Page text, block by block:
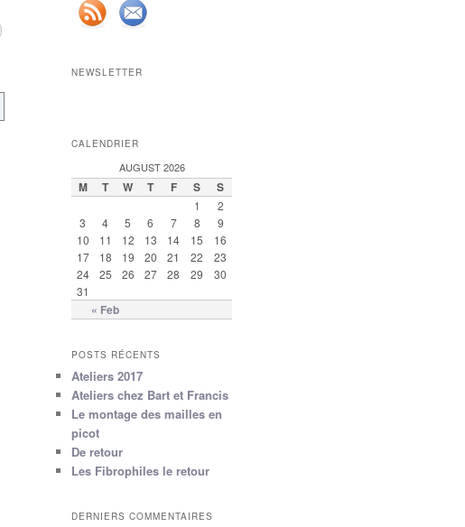
NEWSLETTER
CALENDRIER
AUGUST 2026
M T W T F S S
« Feb
1
2
3
4 5 6 7 8
9
10
11 12 13 14 15
16
17
18 19 20 21 22
23
24
25 26 27 28 29
30
31
POSTS RÉCENTS
Ateliers 2017
Ateliers chez Bart et Francis
Le montage des mailles en
picot
De retour
Les Fibrophiles le retour
DERNIERS COMMENTAIRES